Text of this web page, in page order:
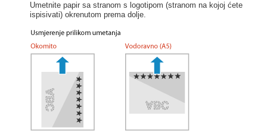
Umetnite papir sa stranom s logotipom (stranom na kojoj ćete
ispisivati) okrenutom prema dolje.